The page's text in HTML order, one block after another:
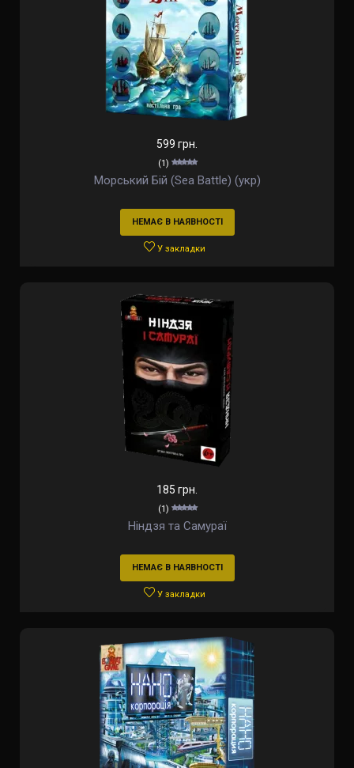
599 грн.
(1)
Морський Бій (Sea Battle) (укр)
НЕМАЄ В НАЯВНОСТІ
У закладки
185 грн.
(1)
Ніндзя та Самураї
НЕМАЄ В НАЯВНОСТІ
У закладки